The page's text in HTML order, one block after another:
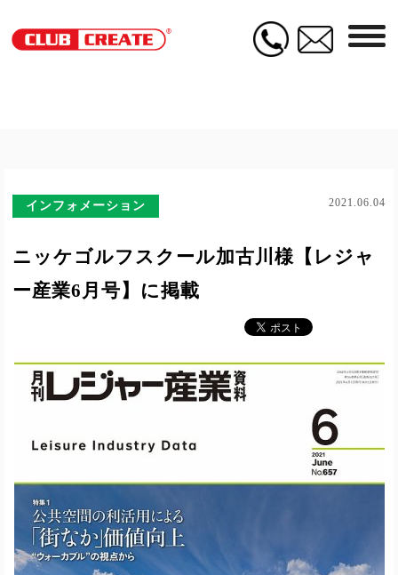
インフォメーション 2021.06.04
ニッケゴルフスクール加古川様【レジャ
ー産業6月号】に掲載